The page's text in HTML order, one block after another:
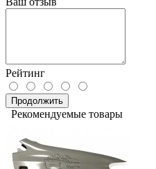
Рейтинг
Продолжить
Рекомендуемые товары